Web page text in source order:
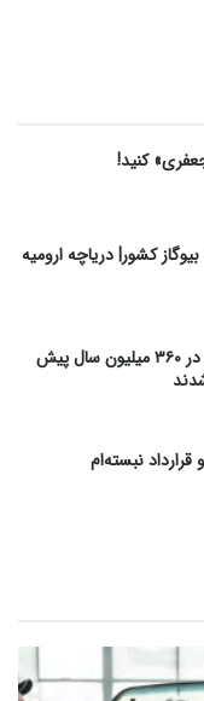
کنید!
بیوگاز کشور| دریاچه ارومیه
نتایج یک تحقیق: ویروس‌هایی در ۳۶۰ میلیون سال پیش
نبسته‌ام